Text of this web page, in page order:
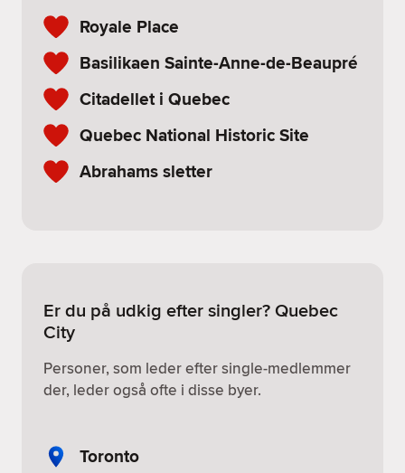
Royale Place
Basilikaen Sainte-Anne-de-Beaupré
Citadellet i Quebec
Quebec National Historic Site
Abrahams sletter
Er du på udkig efter singler? Quebec
City
Personer, som leder efter single-medlemmer
der, leder også ofte i disse byer.
Toronto